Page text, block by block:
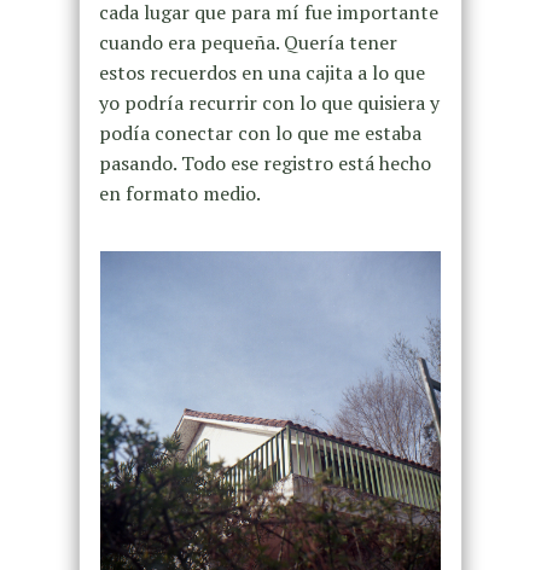
cada lugar que para mí fue importante
cuando era pequeña. Quería tener
estos recuerdos en una cajita a lo que
yo podría recurrir con lo que quisiera y
podía conectar con lo que me estaba
pasando. Todo ese registro está hecho
en formato medio.